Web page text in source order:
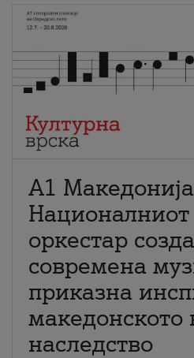
А1
Националниот
оркестар
современа
приказна
македонското
наследство